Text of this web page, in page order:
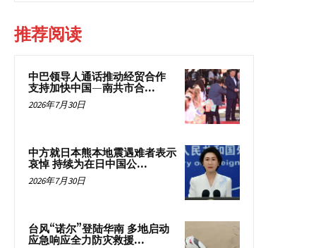
推荐阅读
中巴领导人通话推动经贸合作
支持加快中国—南共市合...
2026年7月30日
中方就日本熊本地震遇难者表示
哀悼 持续为在日中国公...
2026年7月30日
台风“诺尔”登陆华南 多地启动
应急响应全力防灾救援...